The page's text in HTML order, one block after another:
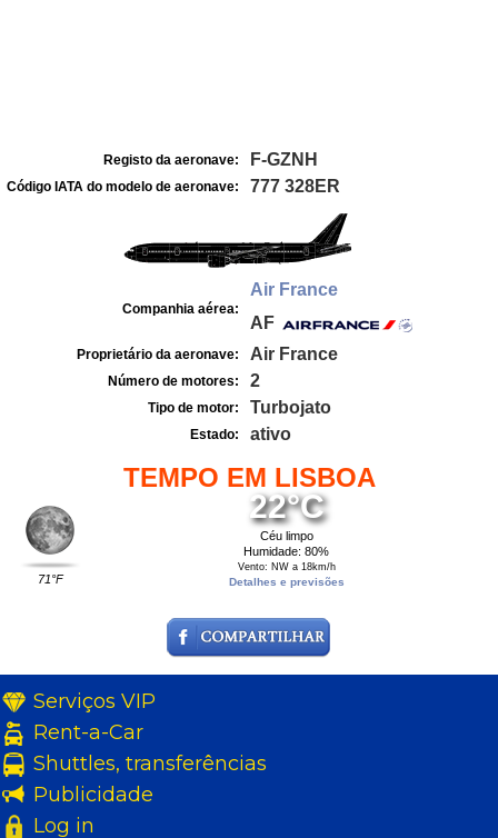
Registo da aeronave: F-GZNH
Código IATA do modelo de aeronave: 777 328ER
Companhia aérea:
Air France
AF
Proprietário da aeronave: Air France
Número de motores: 2
Tipo de motor: Turbojato
Estado: ativo
TEMPO EM LISBOA
71°F
22°C
Céu limpo
Humidade: 80%
Vento: NW a 18km/h
Detalhes e previsões
Serviços VIP
Rent-a-Car
Shuttles, transferências
Publicidade
Log in